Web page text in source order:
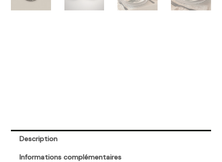
Description
Informations complémentaires